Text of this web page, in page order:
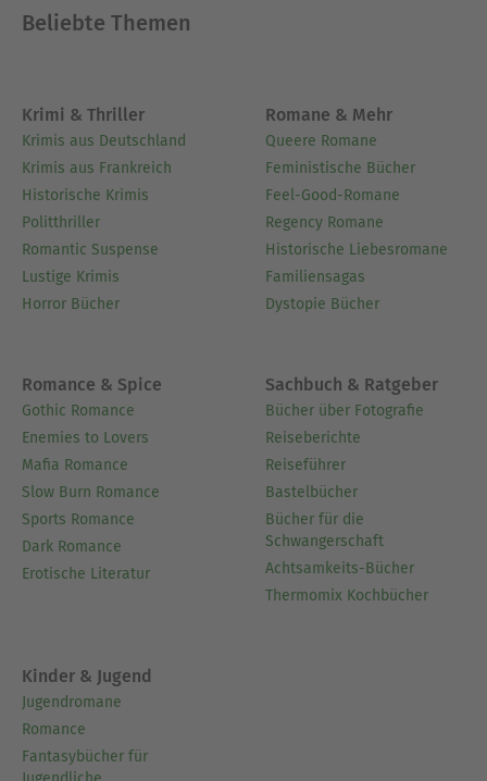
Beliebte Themen
Krimi & Thriller
Krimis aus Deutschland
Krimis aus Frankreich
Historische Krimis
Politthriller
Romantic Suspense
Lustige Krimis
Horror Bücher
Romane & Mehr
Queere Romane
Feministische Bücher
Feel-Good-Romane
Regency Romane
Historische Liebesromane
Familiensagas
Dystopie Bücher
Romance & Spice
Gothic Romance
Enemies to Lovers
Mafia Romance
Slow Burn Romance
Sports Romance
Dark Romance
Erotische Literatur
Sachbuch & Ratgeber
Bücher über Fotografie
Reiseberichte
Reiseführer
Bastelbücher
Bücher für die
Schwangerschaft
Achtsamkeits-Bücher
Thermomix Kochbücher
Kinder & Jugend
Jugendromane
Romance
Fantasybücher für